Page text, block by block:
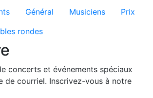
Général Musiciens
Prix
rondes
concerts et événements spéciaux
de courriel. Inscrivez-vous à notre